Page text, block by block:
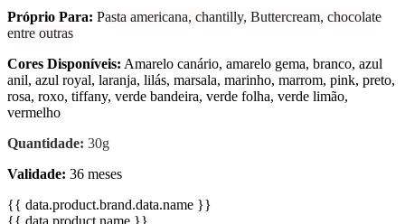
Próprio Para: Pasta americana, chantilly, Buttercream, chocolate
entre outras
Cores Disponíveis: Amarelo canário, amarelo gema, branco, azul
anil, azul royal, laranja, lilás, marsala, marinho, marrom, pink, preto,
rosa, roxo, tiffany, verde bandeira, verde folha, verde limão,
vermelho
Quantidade: 30g
Validade: 36 meses
{{ data.product.brand.data.name }}